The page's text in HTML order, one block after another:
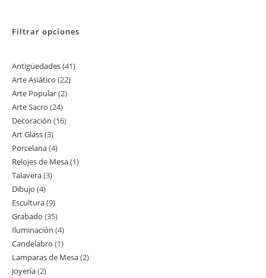
Filtrar opciones
Antigüedades 4141
Arte Asiático 2222
Arte Popular 22
Arte Sacro 2424
productos
Decoración 1616
Art Glass 33
productos
Porcelana 44
productos
Relojes de Mesa 11
Talavera 33
Dibujo 44
productos
Escultura 99
productos
Grabado 3535
productos
Iluminación 44
productos
Candelabro 11
producto
Lamparas de Mesa 22
Joyería 22